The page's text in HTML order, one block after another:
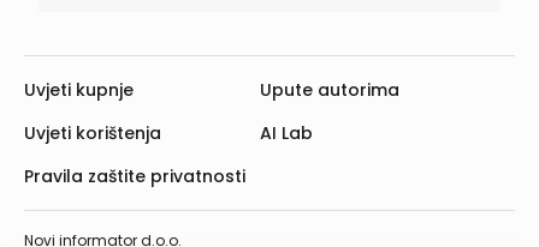
Novi informator d.o.o.
Uvjeti kupnje
Uvjeti korištenja
Pravila zaštite privatnosti
Upute autorima
AI Lab